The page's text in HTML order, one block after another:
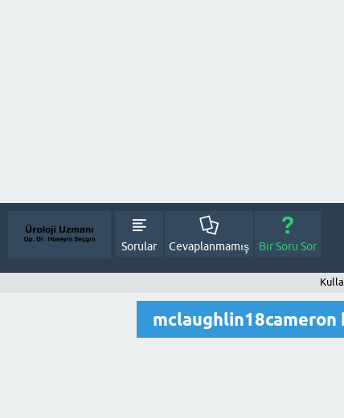
Sorular Cevaplanmamış Bir Soru Sor
mclaughlin18cameron